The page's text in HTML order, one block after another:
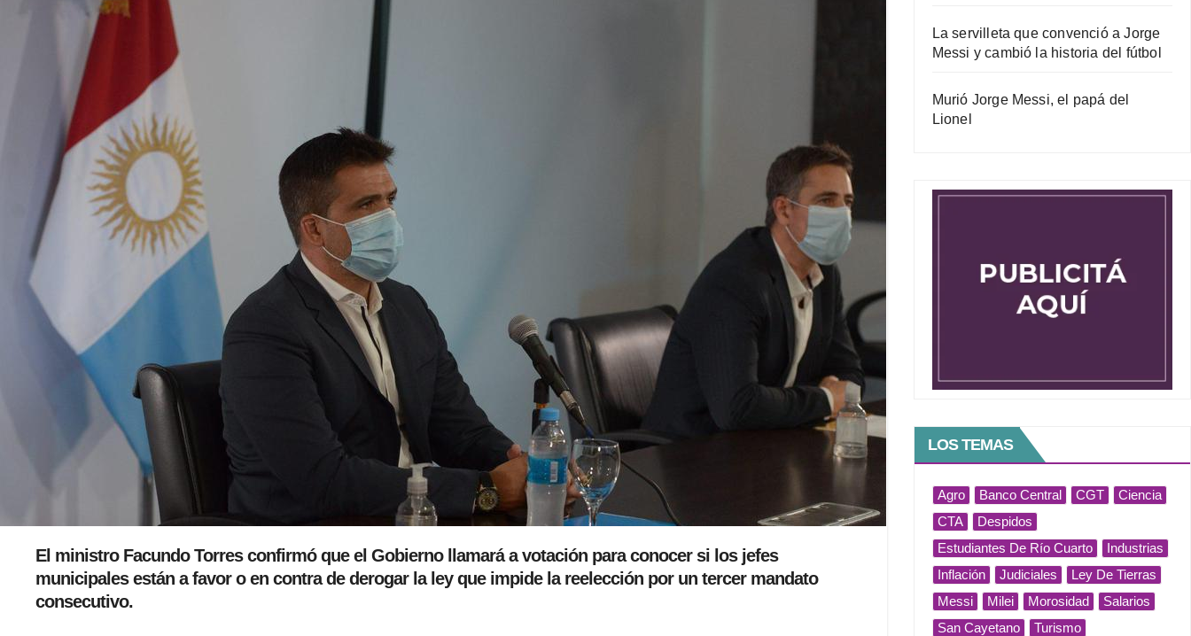
El ministro Facundo Torres confirmó que el Gobierno llamará a votación para conocer si los jefes
municipales están a favor o en contra de derogar la ley que impide la reelección por un tercer mandato
consecutivo.
La servilleta que convenció a Jorge
Messi y cambió la historia del fútbol
Murió Jorge Messi, el papá del
Lionel
LOS TEMAS
Agro Banco Central CGT
Ciencia
CTA
Despidos
Estudiantes De Río Cuarto
Industrias
Inflación
Judiciales
Ley De Tierras
Messi
Milei Morosidad
Salarios
San Cayetano
Turismo